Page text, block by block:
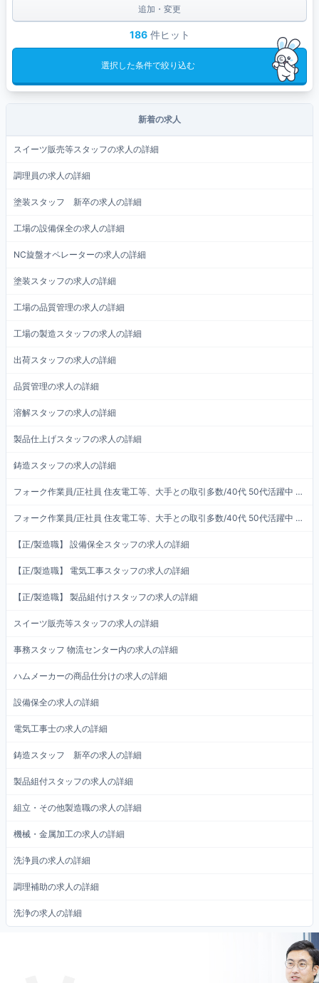
追加・変更
186件ヒット
選択した条件で絞り込む
新着の求人
スイーツ販売等スタッフの求人の詳細
調理員の求人の詳細
塗装スタッフ 新卒の求人の詳細
工場の設備保全の求人の詳細
NC旋盤オペレーターの求人の詳細
塗装スタッフの求人の詳細
工場の品質管理の求人の詳細
工場の製造スタッフの求人の詳細
出荷スタッフの求人の詳細
品質管理の求人の詳細
溶解スタッフの求人の詳細
製品仕上げスタッフの求人の詳細
鋳造スタッフの求人の詳細
フォーク作業員/正社員 住友電工等、大手との取引多数/40代 50代活躍中 荷下ろし作業等 フ...
フォーク作業員/正社員 住友電工等、大手との取引多数/40代 50代活躍中 荷下ろし作業等 フ...
【正/製造職】 設備保全スタッフの求人の詳細
【正/製造職】 電気工事スタッフの求人の詳細
【正/製造職】 製品組付けスタッフの求人の詳細
スイーツ販売等スタッフの求人の詳細
事務スタッフ 物流センター内の求人の詳細
ハムメーカーの商品仕分けの求人の詳細
設備保全の求人の詳細
電気工事士の求人の詳細
鋳造スタッフ 新卒の求人の詳細
製品組付スタッフの求人の詳細
組立・その他製造職の求人の詳細
機械・金属加工の求人の詳細
洗浄員の求人の詳細
調理補助の求人の詳細
洗浄の求人の詳細